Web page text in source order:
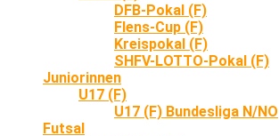
DFB-Pokal (F)
Flens-Cup (F)
Kreispokal (F)
SHFV-LOTTO-Pokal (F)
Juniorinnen
U17 (F)
U17 (F) Bundesliga N/NO
Futsal